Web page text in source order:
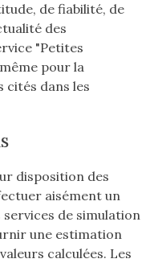
de fiabilité, de
des
"Petites
pour la
cités dans les
disposition des
aisément un
de simulation
une estimation
calculées. Les